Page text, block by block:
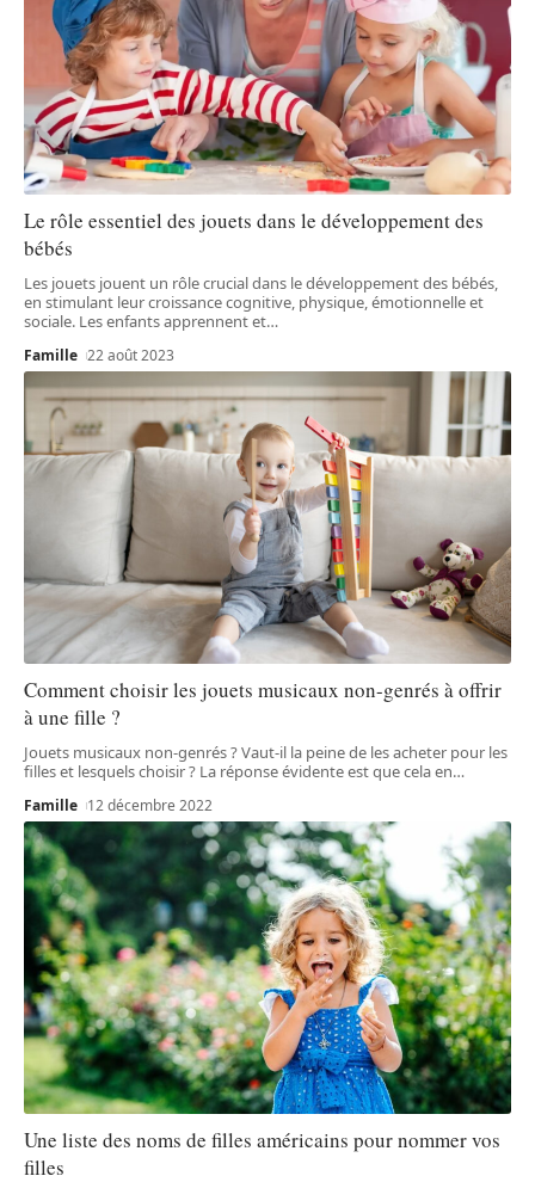
Le rôle essentiel des jouets dans le développement des
bébés
Les jouets jouent un rôle crucial dans le développement des bébés,
en stimulant leur croissance cognitive, physique, émotionnelle et
sociale. Les enfants apprennent et…
Famille 22 août 2023
Comment choisir les jouets musicaux non-genrés à offrir
à une fille ?
Jouets musicaux non-genrés ? Vaut-il la peine de les acheter pour les
filles et lesquels choisir ? La réponse évidente est que cela en…
Famille 12 décembre 2022
Une liste des noms de filles américains pour nommer vos
filles